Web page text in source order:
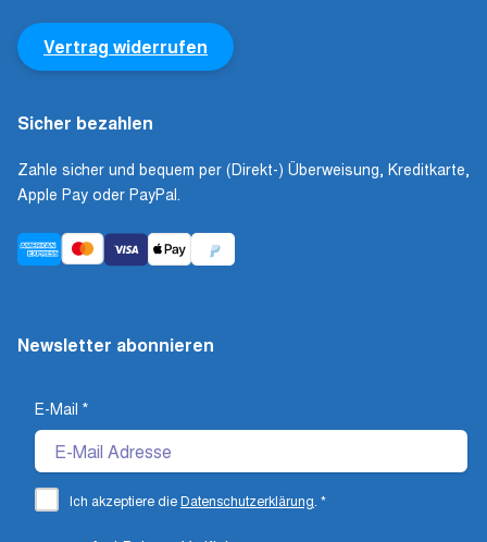
Vertrag widerrufen
Sicher bezahlen
Zahle sicher und bequem per (Direkt-) Überweisung, Kreditkarte,
Apple Pay oder PayPal.
Newsletter abonnieren
E-Mail *
Ich akzeptiere dieDatenschutzerklärung *